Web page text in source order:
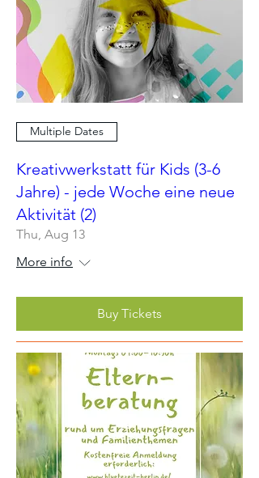
Multiple Dates
Kreativwerkstatt für Kids (3-6
Jahre) - jede Woche eine neue
Aktivität (2)
Thu, Aug 13
More info
Buy Tickets